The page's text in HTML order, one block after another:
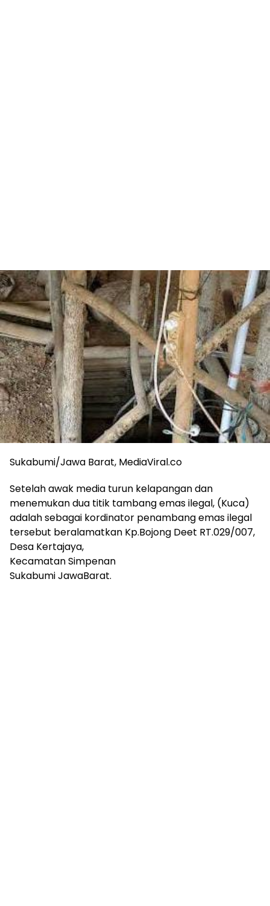
Sukabumi/Jawa Barat, MediaViral.co
Setelah awak media turun kelapangan dan
menemukan dua titik tambang emas ilegal, (Kuca)
adalah sebagai kordinator penambang emas ilegal
tersebut beralamatkan Kp.Bojong Deet RT.029/007,
Desa Kertajaya,
Kecamatan Simpenan
Sukabumi JawaBarat.